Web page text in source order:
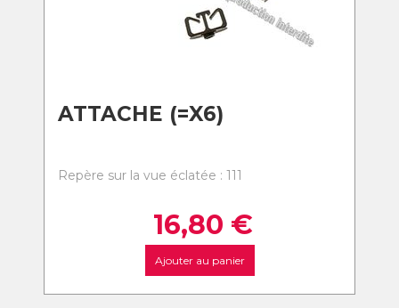
ATTACHE (=X6)
Repère sur la vue éclatée : 111
16,80 €
Ajouter au panier